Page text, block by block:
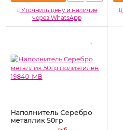
Уточнить цену и наличие
через WhatsApp
Наполнитель Серебро
металлик 50гр
полиэтилен 19840-MB